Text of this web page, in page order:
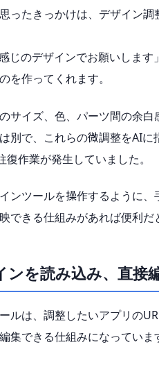
ったきっかけは、デザイン調
じのデザインでお願いします
を作ってくれます。
サイズ、色、パーツ間の余白
別で、これらの微調整をAIに
作業が発生していました。
ンツールを操作するように、
できる仕組みがあれば便利だ
を読み込み、直接
ルは、調整したいアプリの
集できる仕組みになっていま